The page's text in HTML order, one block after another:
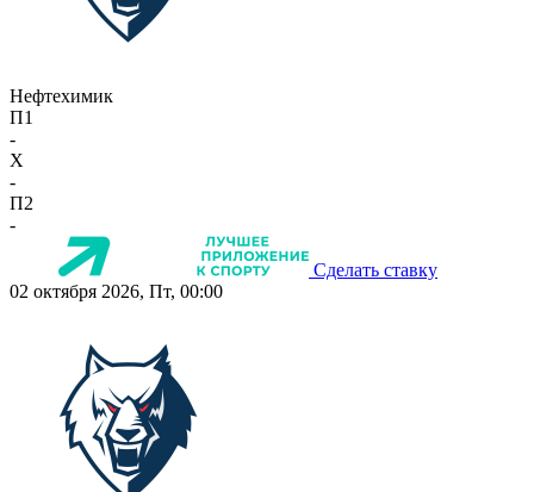
Нефтехимик
П1
-
X
-
П2
-
Сделать ставку
02 октября 2026, Пт, 00:00